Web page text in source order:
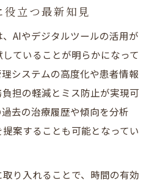
役立つ最新知見
AIやデジタルツールの活用が
ていることが明らかになって
システムの高度化や患者情報
担の軽減とミス防止が実現可
去の治療履歴や傾向を分析
案することも可能となってい
り入れることで、時間の有効